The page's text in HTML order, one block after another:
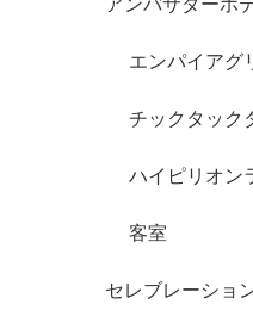
エンパイアグ
チックタック
ハイピリオン
客室
セレブレーショ